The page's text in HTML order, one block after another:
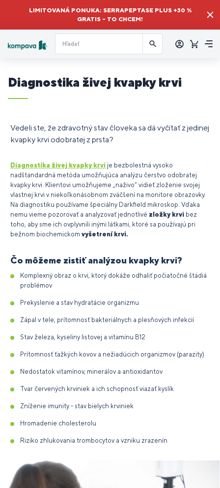
LIMITOVANÁ PONUKA: SERRAPEPTASE PLUS +30 %
GRATIS – TO CHCEM!
sa
Košík
Diagnostika živej kvapky krvi
Vedeli ste, že zdravotný stav človeka sa dá vyčítať z jedinej
kvapky krvi odobratej z prsta?
Diagnostika živej kvapky krvi je bezbolestná vysoko
nadštandardná metóda umožňujúca analýzu čerstvo odobratej
kvapky krvi. Klientovi umožňujeme „naživo“ vidieť zloženie svojej
vlastnej krvi v niekoľkonásobnom zväčšení na monitore obrazovky.
Na diagnostiku používame špeciálny Darkfield mikroskop. Vďaka
nemu vieme pozorovať a analyzovať jednotlivé zložky krvi bez
toho, aby sme ich ovplyvnili inými látkami, ktoré sa používajú pri
bežnom biochemickom vyšetrení krvi.
Čo môžeme zistiť analýzou kvapky krvi?
Komplexný obraz o krvi, ktorý dokáže odhaliť počiatočné štádiá
problémov
Prekyslenie a stav hydratácie organizmu
Zápal v tele, prítomnosť bakteriálnych a plesňových infekcií
Stav železa, kyseliny listovej a vitamínu B12
Prítomnosť ťažkých kovov a nežiadúcich organizmov (parazity)
Nedostatok vitamínov, minerálov a antioxidantov
Tvar červených krviniek a ich schopnosť viazať kyslík
Zníženie imunity - stav bielych krviniek
Hromadenie cholesterolu
Riziko zhlukovania trombocytov a vzniku zrazenín